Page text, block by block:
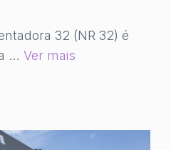
32 (NR 32) é
… Ver mais